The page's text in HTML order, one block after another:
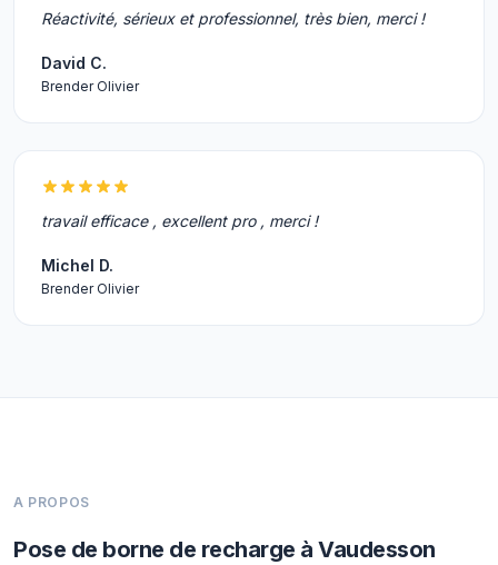
Réactivité, sérieux et professionnel, très bien, merci !
David C.
Brender Olivier
travail efficace , excellent pro , merci !
Michel D.
Brender Olivier
A PROPOS
Pose de borne de recharge à Vaudesson